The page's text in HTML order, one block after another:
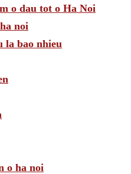
o dau tot o Ha Noi
noi
la bao nhieu
o ha noi